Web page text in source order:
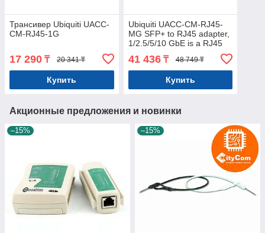
Трансивер Ubiquiti UACC-
CM-RJ45-1G
17 290 ₸ 20 341 ₸
Купить
Ubiquiti UACC-CM-RJ45-
MG SFP+ to RJ45 adapter,
1/2.5/5/10 GbE is a RJ45
inserted into
41 436₸ 48 749 ₸
Купить
Акционные предложения и новинки
–15% –15%